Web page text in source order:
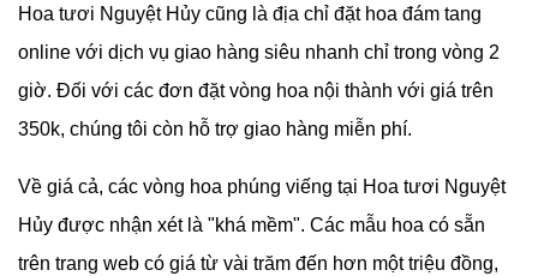
Hoa tươi Nguyệt Hủy cũng là địa chỉ đặt hoa đám tang
online với dịch vụ giao hàng siêu nhanh chỉ trong vòng 2
giờ. Đối với các đơn đặt vòng hoa nội thành với giá trên
350k, chúng tôi còn hỗ trợ giao hàng miễn phí.
Về giá cả, các vòng hoa phúng viếng tại Hoa tươi Nguyệt
Hủy được nhận xét là "khá mềm". Các mẫu hoa có sẵn
trên trang web có giá từ vài trăm đến hơn một triệu đồng,